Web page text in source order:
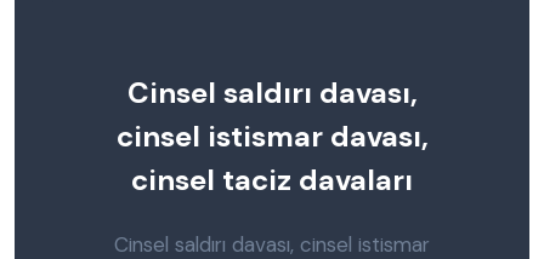
Cinsel saldırı davası,
cinsel istismar davası,
cinsel taciz davaları
Cinsel saldırı davası, cinsel istismar